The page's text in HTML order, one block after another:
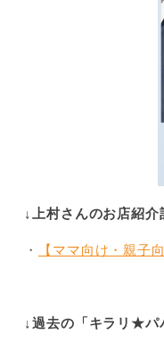
↓上村さんのお店紹
・ 【ママ向け・親子
↓過去の「キラリ★パ